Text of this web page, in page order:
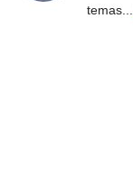
temas